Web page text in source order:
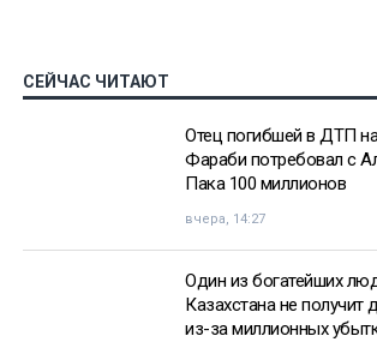
СЕЙЧАС ЧИТАЮТ
Отец погибшей в ДТП
Фараби потребовал с
Пака 100 миллионов
вчера, 14:27
Один из богатейших
Казахстана не получит
из-за миллионных